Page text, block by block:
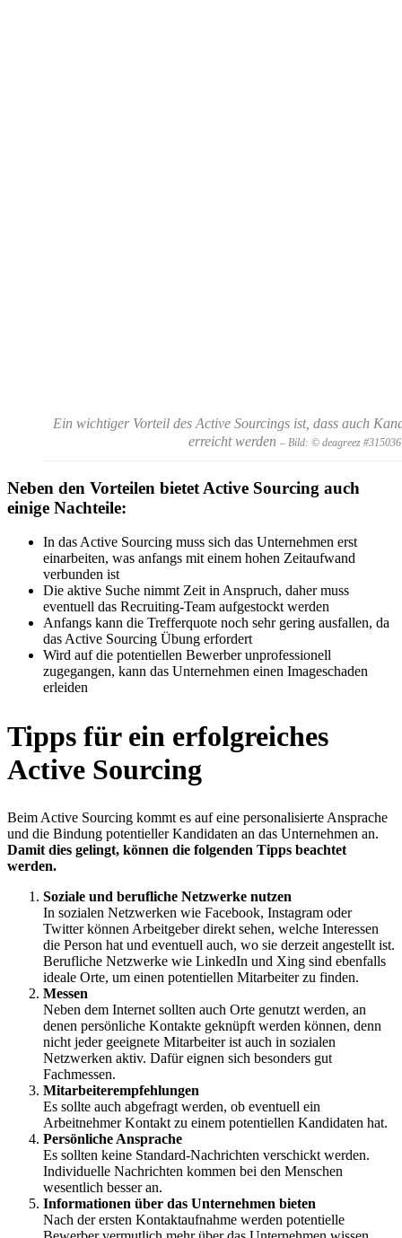
Ein wichtiger Vorteil des Active Sourcings ist, dass auch
erreicht werden – Bild: © deagreez
Neben den Vorteilen bietet Active Sourcing auch
einige Nachteile:
In das Active Sourcing muss sich das Unternehmen erst
einarbeiten, was anfangs mit einem hohen Zeitaufwand
verbunden ist
Die aktive Suche nimmt Zeit in Anspruch, daher muss
eventuell das Recruiting-Team aufgestockt werden
Anfangs kann die Trefferquote noch sehr gering ausfallen, da
das Active Sourcing Übung erfordert
Wird auf die potentiellen Bewerber unprofessionell
zugegangen, kann das Unternehmen einen Imageschaden
erleiden
Tipps für ein erfolgreiches
Active Sourcing
Beim Active Sourcing kommt es auf eine personalisierte Ansprache
und die Bindung potentieller Kandidaten an das Unternehmen an.
Damit dies gelingt, können die folgenden Tipps beachtet
werden.
Soziale und berufliche Netzwerke nutzen
In sozialen Netzwerken wie Facebook, Instagram oder
Twitter können Arbeitgeber direkt sehen, welche Interessen
die Person hat und eventuell auch, wo sie derzeit angestellt ist.
Berufliche Netzwerke wie LinkedIn und Xing sind ebenfalls
ideale Orte, um einen potentiellen Mitarbeiter zu finden.
Messen
Neben dem Internet sollten auch Orte genutzt werden, an
denen persönliche Kontakte geknüpft werden können, denn
nicht jeder geeignete Mitarbeiter ist auch in sozialen
Netzwerken aktiv. Dafür eignen sich besonders gut
Fachmessen.
Mitarbeiterempfehlungen
Es sollte auch abgefragt werden, ob eventuell ein
Arbeitnehmer Kontakt zu einem potentiellen Kandidaten hat.
Persönliche Ansprache
Es sollten keine Standard-Nachrichten verschickt werden.
Individuelle Nachrichten kommen bei den Menschen
wesentlich besser an.
Informationen über das Unternehmen bieten
Nach der ersten Kontaktaufnahme werden potentielle